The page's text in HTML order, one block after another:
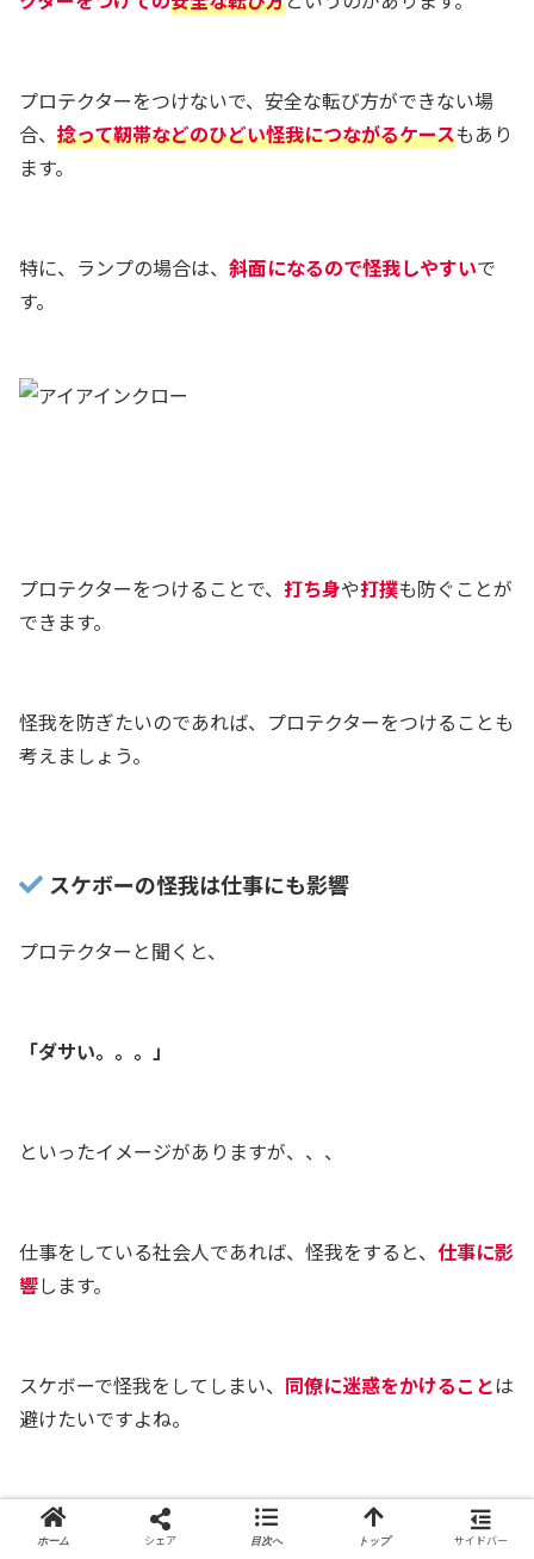
プロテクターをつけないで、安全な転び方ができない場
合、 捻って靭帯などのひどい怪我につながるケースもあり
ます。
特に、ランプの場合は、 斜面になるので怪我しやすいで
す。
プロテクターをつけることで、 打ち身や打撲も防ぐことが
できます。
怪我を防ぎたいのであれば、プロテクターをつけることも
考えましょう。
スケボーの怪我は仕事にも影響
プロテクターと聞くと、
「ダサい。。。」
といったイメージがありますが、、、
仕事をしている社会人であれば、怪我をすると、 仕事に影
響します。
スケボーで怪我をしてしまい、 同僚に迷惑をかけることは
避けたいですよね。
僕がスケボーを通して、出会ってきた
30代や40代のスケ
ーターは、仕事や家庭のことも考えて、プロテクターをつ
ホーム シェア 目次へ トップ サイドバー